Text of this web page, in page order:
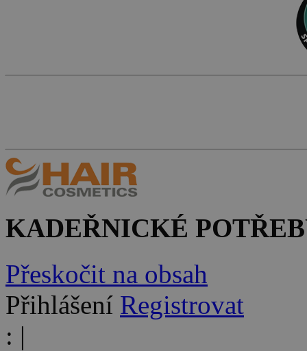
KADEŘNICKÉ
Přeskočit na obsah
Přihlášení Registrovat
: |